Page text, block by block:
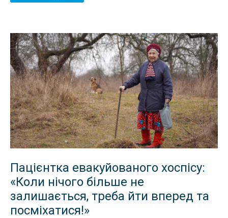
Пацієнтка евакуйованого хоспісу:
«Коли нічого більше не
залишається, треба йти вперед та
посміхатися!»